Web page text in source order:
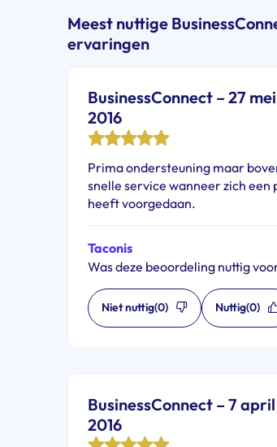
Meest nuttige
ervaringen
BusinessConnect – 27 mei
2016
Prima ondersteuning maar
snelle service wanneer zich een
heeft voorgedaan.
Taconis
Was deze beoordeling nuttig
Niet nuttig(0) Nuttig(0)
BusinessConnect – 7 april
2016